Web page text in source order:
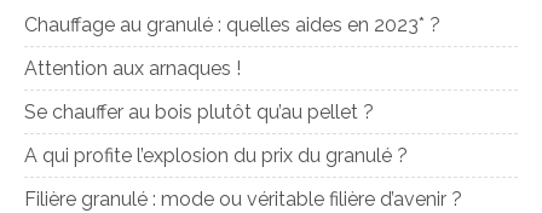
Chauffage au granulé : quelles aides en 2023* ?
Attention aux arnaques !
Se chauffer au bois plutôt qu’au pellet ?
A qui profite l’explosion du prix du granulé ?
Filière granulé : mode ou véritable filière d’avenir ?